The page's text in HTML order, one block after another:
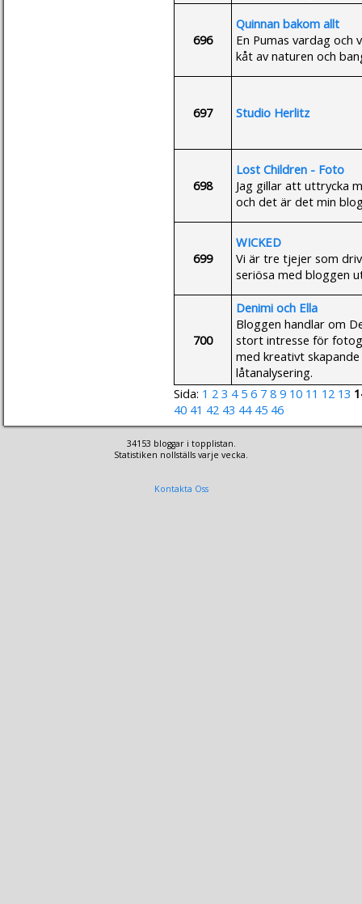
696
Quinnan bakom allt
En Pumas vardag
kåt av naturen och
697 Studio Herlitz
698
Lost Children - Foto
Jag gillar att uttrycka
och det är det min
699
WICKED
Vi är tre tjejer som
seriösa med bloggen
700
Denimi och Ella
Bloggen handlar om
stort intresse för
med kreativt
låtanalysering.
Sida: 1 2 3 4 5 6 7 8 9 10 11 12 13
40 41 42 43 44 45 46
34153 bloggar i topplistan.
Statistiken nollställs varje vecka.
Kontakta Oss